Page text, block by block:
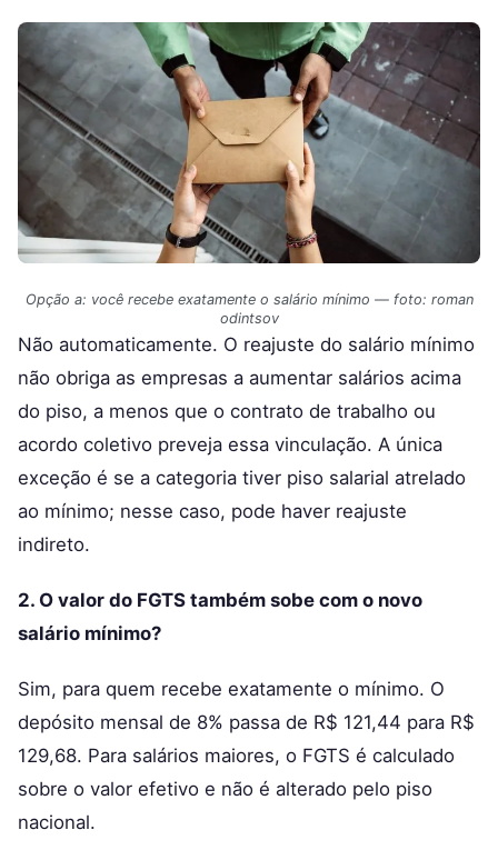
Opção a: você recebe exatamente o salário mínimo — foto: roman
odintsov
Não automaticamente. O reajuste do salário mínimo
não obriga as empresas a aumentar salários acima
do piso, a menos que o contrato de trabalho ou
acordo coletivo preveja essa vinculação. A única
exceção é se a categoria tiver piso salarial atrelado
ao mínimo; nesse caso, pode haver reajuste
indireto.
2. O valor do FGTS também sobe com o novo
salário mínimo?
Sim, para quem recebe exatamente o mínimo. O
depósito mensal de 8% passa de R$ 121,44 para R$
129,68. Para salários maiores, o FGTS é calculado
sobre o valor efetivo e não é alterado pelo piso
nacional.